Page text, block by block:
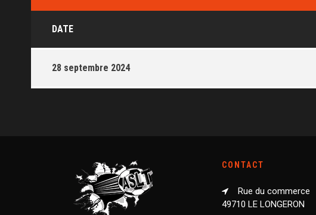
DATE
28 septembre 2024
CONTACT
Rue du commerce
49710 LE LONGERON